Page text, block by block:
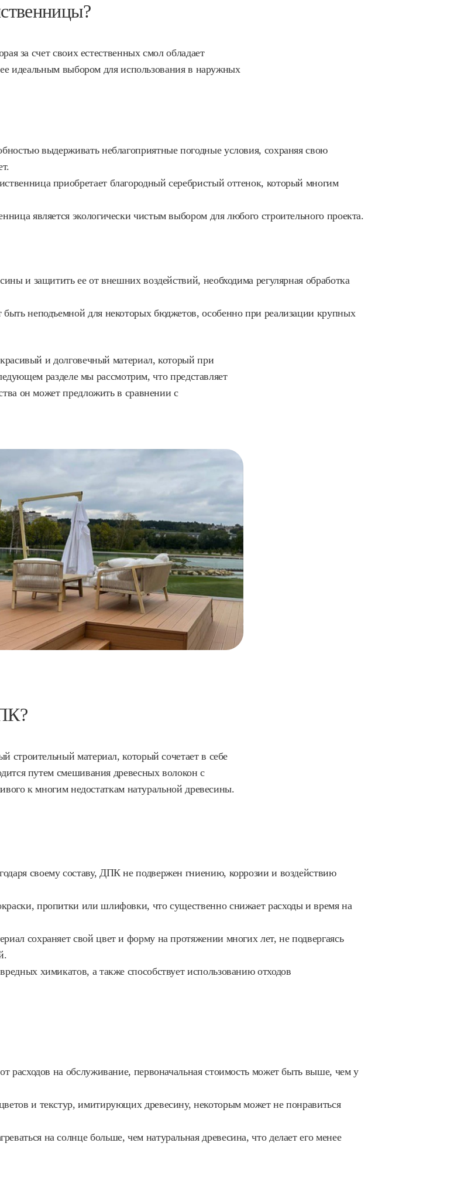
за счет своих естественных смол обладает
идеальным выбором для использования в наружных
выдерживать неблагоприятные погодные условия, сохраняя свою
приобретает благородный серебристый оттенок, который многим
является экологически чистым выбором для любого строительного проекта.
и защитить ее от внешних воздействий, необходима регулярная обработка
неподъемной для некоторых бюджетов, особенно при реализации крупных
и долговечный материал, который при
разделе мы рассмотрим, что представляет
он может предложить в сравнении с
материал, который сочетает в себе
путем смешивания древесных волокон с
к многим недостаткам натуральной древесины.
своему составу, ДПК не подвержен гниению, коррозии и воздействию
пропитки или шлифовки, что существенно снижает расходы и время на
сохраняет свой цвет и форму на протяжении многих лет, не подвергаясь
химикатов, а также способствует использованию отходов
расходов на обслуживание, первоначальная стоимость может быть выше, чем у
и текстур, имитирующих древесину, некоторым может не понравиться
на солнце больше, чем натуральная древесина, что делает его менее